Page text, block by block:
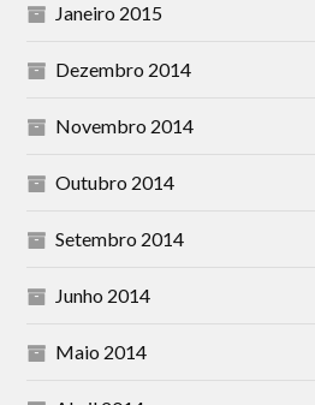
Janeiro 2015
Dezembro 2014
Novembro 2014
Outubro 2014
Setembro 2014
Junho 2014
Maio 2014